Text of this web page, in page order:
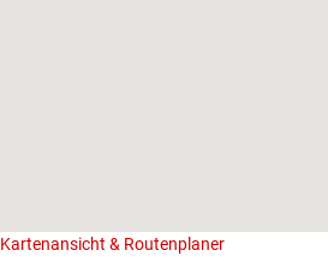
& Routenplaner